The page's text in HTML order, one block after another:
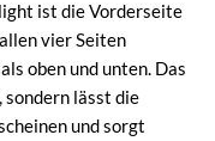
ist die Vorderseite
vier Seiten
oben und unten. Das
lässt die
und sorgt